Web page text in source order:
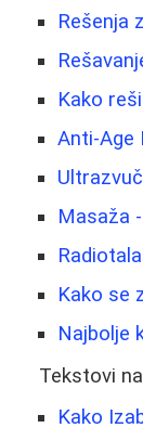
Rešenja
Kako
Anti-Age
Masaža
Kako se
Najbolje
Tekstovi
Kako